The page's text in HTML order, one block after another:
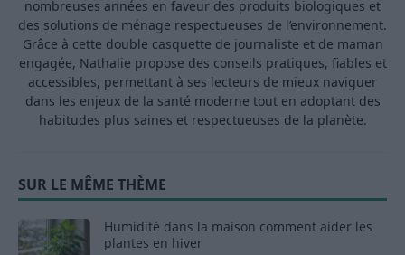
nombreuses années en faveur des produits biologiques et
des solutions de ménage respectueuses de l’environnement.
Grâce à cette double casquette de journaliste et de maman
engagée, Nathalie propose des conseils pratiques, fiables et
accessibles, permettant à ses lecteurs de mieux naviguer
dans les enjeux de la santé moderne tout en adoptant des
habitudes plus saines et respectueuses de la planète.
SUR LE MÊME THÈME
Humidité dans la maison comment aider les
plantes en hiver